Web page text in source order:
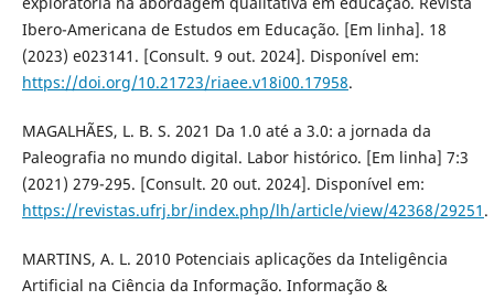
Ibero-Americana de Estudos em Educação. [Em linha]. 18
(2023) e023141. [Consult. 9 out. 2024]. Disponível em:
https://doi.org/10.21723/riaee.v18i00.17958.
MAGALHÃES, L. B. S. 2021 Da 1.0 até a 3.0: a jornada da
Paleografia no mundo digital. Labor histórico. [Em linha] 7:3
(2021) 279-295. [Consult. 20 out. 2024]. Disponível em:
https://revistas.ufrj.br/index.php/lh/article/view/42368/29251 .
MARTINS, A. L. 2010 Potenciais aplicações da Inteligência
Artificial na Ciência da Informação. Informação &